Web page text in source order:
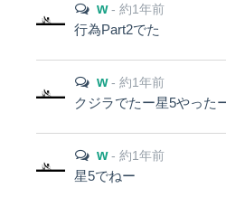
w- 約1年前
行為Part2でた
w- 約1年前
クジラでたー星5やった
w- 約1年前
星5でねー